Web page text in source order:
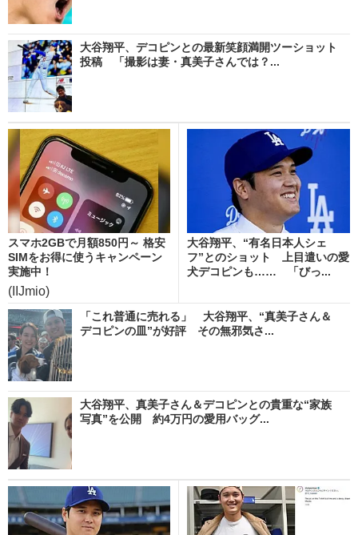
大谷翔平、デコピンとの最新笑顔満開ツーショット
投稿 「撮影は妻・真美子さんでは？...
スマホ2GBで月額850円～ 格安
SIMをお得に使うキャンペーン
実施中！
(IIJmio)
大谷翔平、“有名日本人シェ
フ”とのショット 上目遣いの愛
犬デコピンも…… 「びっ...
「これ普通に売れる」 大谷翔平、“真美子さん＆
デコピンの皿”が好評 その無邪気さ...
大谷翔平、真美子さん＆デコピンとの貴重な“家族
写真”を公開 約4万円の愛用バッグ...